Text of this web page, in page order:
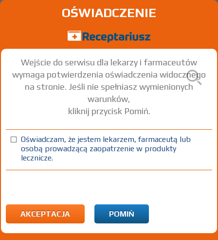
Znaleziono wyników:
A04 Inne bakteryjne zakażenia jelit
A04.0 Zakażenie Escherichia coli enteropatogenną
OŚWIADCZENIE
Wejście do serwisu dla lekarzy i farmaceutów
wymaga potwierdzenia oświadczenia widocznego
na stronie. Jeśli nie spełniasz wymienionych
warunków,
kliknij przycisk Pomiń.
Oświadczam, że jestem lekarzem, farmaceutą lub
osobą prowadzącą zaopatrzenie w produkty
lecznicze.
AKCEPTACJA POMIŃ